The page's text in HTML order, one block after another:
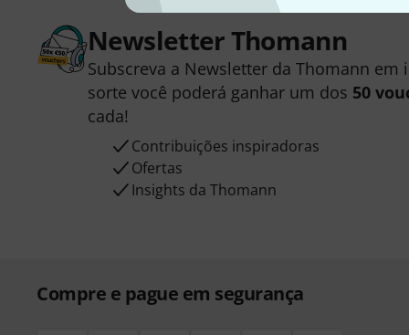
Newsletter Thomann
Subscreva a Newsletter da Thomann
sorte você poderá ganhar um dos 50
cada!
Contribuições inspiradoras
Ofertas
Insights da Thomann
Compre e pague em segurança